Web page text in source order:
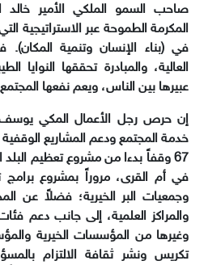
صاحب السمو الملكي الأمير
المكرمة الطموحة عبر الاستراتيجية
في (بناء الإنسان وتنمية المكان).
العالية، والمبادرة تحققها النوايا
عبيرها بين الناس، ويعم نفعها
إن حرص رجل الأعمال المكي
خدمة المجتمع ودعم المشاريع
67 وقفاً بدءا من مشروع تعظيم البلد
في أم القرى، مروراً بمشروع برامج
وجمعيات البر الخيرية؛ فضلاً عن
والمراكز العلمية، إلى جانب دعم
وغيرها من المؤسسات الخيرية
تكريس ونشر ثقافة الالتزام